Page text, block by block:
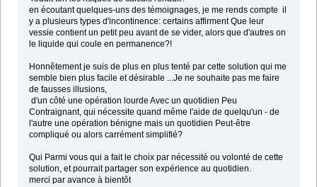
en écoutant quelques-uns des témoignages, je me rends compte il
y a plusieurs types d'incontinence: certains affirment Que leur
vessie contient un petit peu avant de se vider, alors que d'autres on
le liquide qui coule en permanence?!
Honnêtement je suis de plus en plus tenté par cette solution qui me
semble bien plus facile et désirable ...Je ne souhaite pas me faire
de fausses illusions,
d'un côté une opération lourde Avec un quotidien Peu
Contraignant, qui nécessite quand même l'aide de quelqu'un - de
l'autre une opération bénigne mais un quotidien Peut-être
compliqué ou alors carrément simplifié?
Qui Parmi vous qui a fait le choix par nécessité ou volonté de cette
solution, et pourrait partager son expérience au quotidien.
merci par avance à bientôt